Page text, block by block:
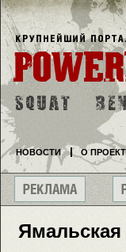
НОВОСТИ О